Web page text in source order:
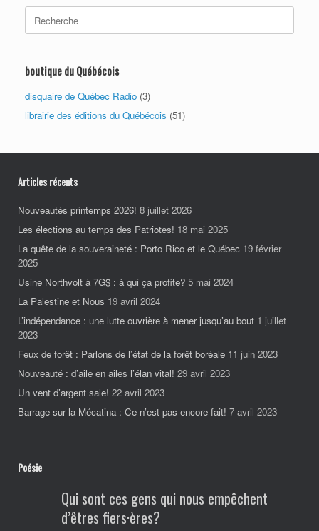
for:
boutique du Québécois
disquaire de Québec Radio (3)
librairie des éditions du Québécois (51)
Articles récents
Nouveautés printemps 2026! 8 juillet 2026
Les élections au temps des Patriotes! 18 mai 2025
La quête de la souveraineté : Porto Rico et le Québec 19 février
2025
Usine Northvolt à 7G$ : à qui ça profite? 5 mai 2024
La Palestine et Nous 19 avril 2024
L’indépendance : une lutte ouvrière à mener jusqu’au bout 1 juillet
2023
Feux de forêt : Parlons de l’état de la forêt boréale 11 juin 2023
Nouveauté : d’aile en ailes l’élan vital! 29 avril 2023
Un vent d’argent sale! 22 avril 2023
Barrage sur la Mécatina : Ce n’est pas encore fait! 7 avril 2023
Poésie
Qui sont ces gens qui nous empêchent
d’êtres fiers·ères?